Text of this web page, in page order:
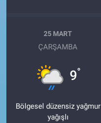
25 MART
ÇARŞAMBA
9°
Bölgesel düzensiz yağmur
yağışlı